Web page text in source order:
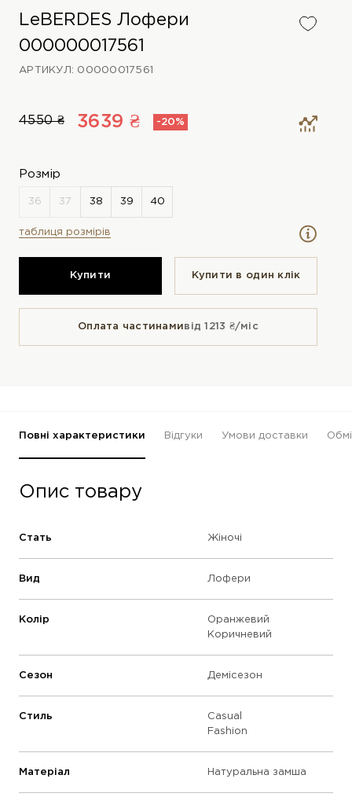
LeBERDES Лофери
000000017561
АРТИКУЛ: 00000017561
4550 ₴ 3639 ₴ -20%
Розмір
таблиця розмірів
Купити Купити в один клiк
Оплата частинамивід 1213 ₴/міс
Повні характеристики Відгуки Умови доставки
Опис товару
Стать Жіночі
Вид Лофери
Колір
Оранжевий
Коричневий
Сезон Демісезон
Стиль
Casual
Fashion
Матеріал Натуральна замша